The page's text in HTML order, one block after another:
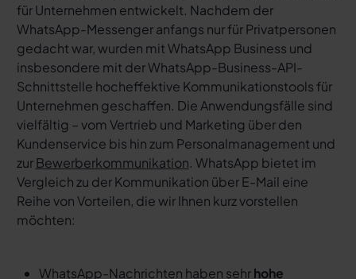
für Unternehmen entwickelt. Nachdem der
WhatsApp-Messenger anfangs nur für Privatpersonen
gedacht war, wurden mit WhatsApp Business und
insbesondere mit der WhatsApp-Business-API-
Schnittstelle hocheffektive Kommunikationstools für
Unternehmen geschaffen. Die Anwendungsfälle sind
vielfältig – vom Vertrieb und Marketing über den
Kundenservice bis hin zum Personalmanagement und
zurBewerberkommunikation. WhatsApp bietet im
Vergleich zu der Kommunikation über E-Mail eine
Reihe von Vorteilen, die wir Ihnen kurz vorstellen
möchten:
WhatsApp-Nachrichten haben sehrhohe